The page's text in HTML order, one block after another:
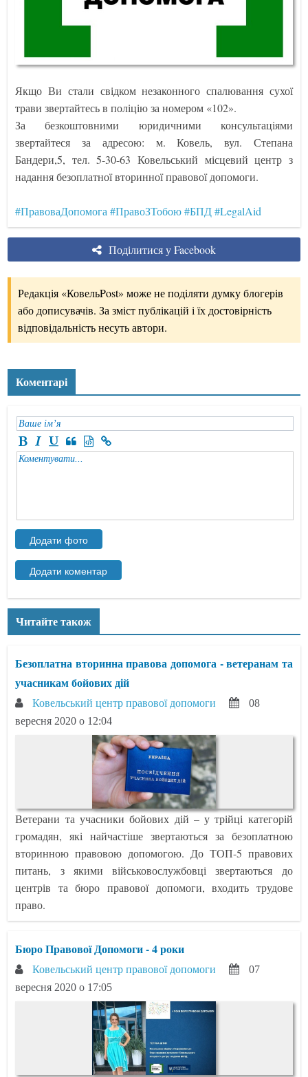
Якщо Ви стали свідком незаконного спалювання сухої
трави звертайтесь в поліцію за номером «102».
За безкоштовними юридичними консультаціями
звертайтеся за адресою: м. Ковель, вул. Степана
Бандери,5, тел. 5-30-63 Ковельський місцевий центр з
надання безоплатної вторинної правової допомоги.
#ПравоваДопомога #ПравоЗТобою #БПД #LegalAid
Поділитися у Facebook
Редакція «КовельPost» може не поділяти думку блогерів
або дописувачів. За зміст публікацій і їх достовірність
відповідальність несуть автори.
Коментарі
Читайте також
Безоплатна вторинна правова допомога - ветеранам та
учасникам бойових дій
Ковельський центр правової допомоги
08
вересня 2020 о 12:04
Ветерани та учасники бойових дій – у трійці категорій
громадян, які найчастіше звертаються за безоплатною
вторинною правовою допомогою. До ТОП-5 правових
питань, з якими військовослужбовці звертаються до
центрів та бюро правової допомоги, входить трудове
право.
Бюро Правової Допомоги - 4 роки
Ковельський центр правової допомоги
07
вересня 2020 о 17:05